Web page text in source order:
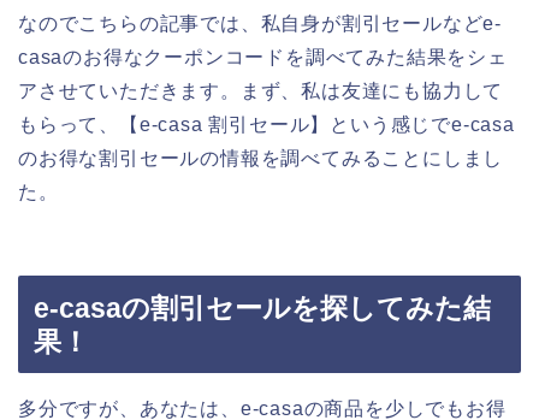
なのでこちらの記事では、私自身が割引セールなどe-
casaのお得なクーポンコードを調べてみた結果をシェ
アさせていただきます。まず、私は友達にも協力して
もらって、【e-casa 割引セール】という感じでe-casa
のお得な割引セールの情報を調べてみることにしまし
た。
e-casaの割引セールを探してみた結
果！
多分ですが、あなたは、e-casaの商品を少しでもお得